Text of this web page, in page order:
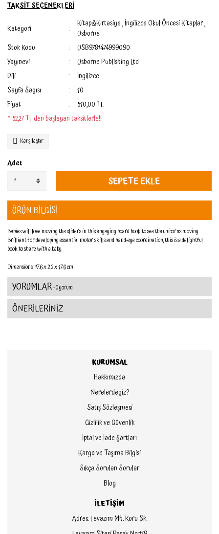
TAKSİT SEÇENEKLERİ
Kategori Kitap&Kırtasiye,İngilizce Okul Öncesi Kitaplar,
Usborne
Stok Kodu
USB9781474999090
Yayınevi
Usborne Publishing Ltd
Dili
İngilizce
Sayfa Sayısı
10
Fiyat
510,00 TL
* 52,27 TL den başlayan taksitlerle!!
Karşılaştır
Adet
SEPETE EKLE
ÜRÜN BİLGİSİ
Babies will love moving the sliders in this engaging board book to see the unicorns moving.
Brilliant for developing essential motor skills and hand-eye coordination, this is a delightful
book to share with a baby.
. . .
Dimensions: 17.6 x 2.2 x 17.6 cm
YORUMLAR- 0 yorum
ÖNERİLERİNİZ
KURUMSAL
Hakkımızda
Nerelerdeyiz?
Satış Sözleşmesi
Gizlilik ve Güvenlik
İptal ve İade Şartları
Kargo ve Taşıma Bilgisi
Sıkça Sorulan Sorular
Blog
İLETİŞİM
Adres: Levazım Mh. Koru Sk.